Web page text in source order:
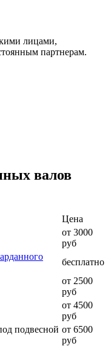
лицами,
партнерам.
валов
Цена
от 3000
руб
бесплатно
от 2500
руб
от 4500
руб
подвесной от 6500
руб